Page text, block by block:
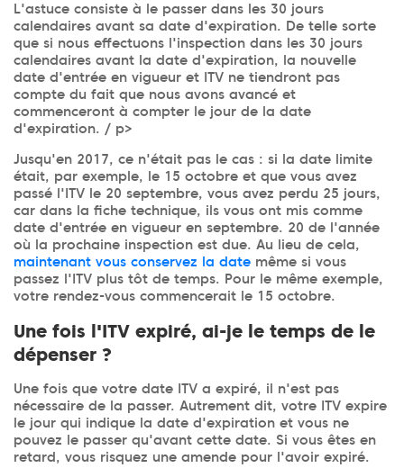
L'astuce consiste à le passer dans les 30 jours
calendaires avant sa date d'expiration. De telle sorte
que si nous effectuons l'inspection dans les 30 jours
calendaires avant la date d'expiration, la nouvelle
date d'entrée en vigueur et ITV ne tiendront pas
compte du fait que nous avons avancé et
commenceront à compter le jour de la date
d'expiration. / p>
Jusqu'en 2017, ce n'était pas le cas : si la date limite
était, par exemple, le 15 octobre et que vous avez
passé l'ITV le 20 septembre, vous avez perdu 25 jours,
car dans la fiche technique, ils vous ont mis comme
date d'entrée en vigueur en septembre. 20 de l'année
où la prochaine inspection est due. Au lieu de cela,
maintenant vous conservez la date même si vous
passez l'ITV plus tôt de temps. Pour le même exemple,
votre rendez-vous commencerait le 15 octobre.
Une fois l'ITV expiré, ai-je le temps de le
dépenser ?
Une fois que votre date ITV a expiré, il n'est pas
nécessaire de la passer. Autrement dit, votre ITV expire
le jour qui indique la date d'expiration et vous ne
pouvez le passer qu'avant cette date. Si vous êtes en
retard, vous risquez une amende pour l'avoir expiré.